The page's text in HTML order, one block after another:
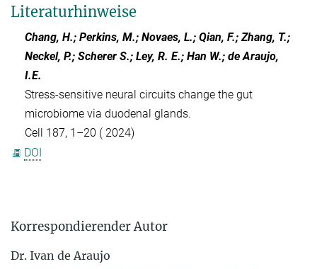
Literaturhinweise
Chang, H.; Perkins, M.; Novaes, L.; Qian, F.; Zhang, T.;
Neckel, P.; Scherer S.; Ley, R. E.; Han W.; de Araujo,
I.E.
Stress-sensitive neural circuits change the gut
microbiome via duodenal glands.
Cell 187, 1–20 ( 2024)
DOI
Korrespondierender Autor
Dr. Ivan de Araujo